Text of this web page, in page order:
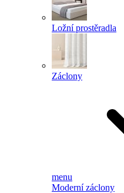
Ložní prostěradla
Záclony
menu
Moderní záclony